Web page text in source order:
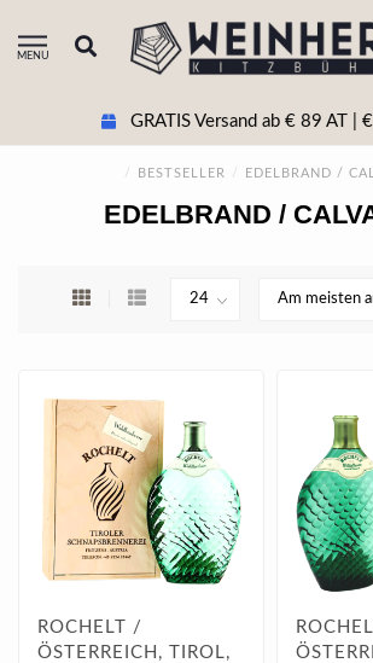
MENU
+43 5356 20511 Beratung & tel.
/ BESTSELLER / EDELBRAND /
EDELBRAND /
ROCHELT /
ÖSTERREICH, TIROL,